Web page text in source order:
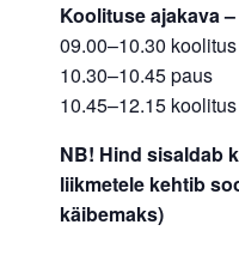
Koolituse ajakava –
09.00–10.30 koolitus
10.30–10.45 paus
10.45–12.15 koolitus
NB! Hind sisaldab
liikmetele kehtib
käibemaks)